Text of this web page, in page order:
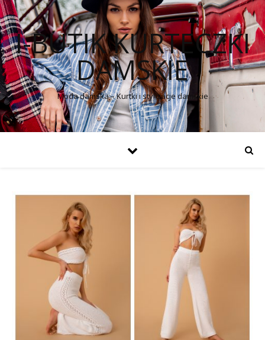
I-BUTIK KURTECZKI
DAMSKIE
Moda damska – Kurtki i stylizacje damskie